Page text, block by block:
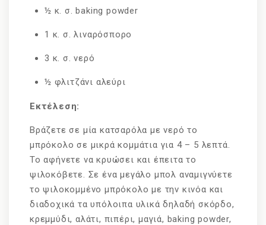
½ κ. σ. baking powder
1 κ. σ. λιναρόσπορο
3 κ. σ. νερό
½ φλιτζάνι αλεύρι
Εκτέλεση:
Βράζετε σε μία κατσαρόλα με νερό το
μπρόκολο σε μικρά κομμάτια για 4 – 5 λεπτά.
Το αφήνετε να κρυώσει και έπειτα το
ψιλοκόβετε. Σε ένα μεγάλο μπολ αναμιγνύετε
το ψιλοκομμένο μπρόκολο με την κινόα και
διαδοχικά τα υπόλοιπα υλικά δηλαδή σκόρδο,
κρεμμύδι, αλάτι, πιπέρι, μαγιά, baking powder,